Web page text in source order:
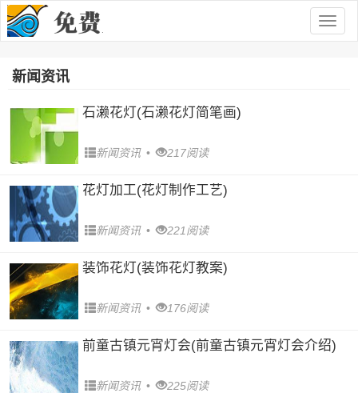
新闻资讯
石濑花灯(石濑花灯简笔画)
新闻资讯 • 217阅读
花灯加工(花灯制作工艺)
新闻资讯 • 221阅读
装饰花灯(装饰花灯教案)
新闻资讯 • 176阅读
前童古镇元宵灯会(前童古镇元宵灯会介绍)
新闻资讯 • 225阅读